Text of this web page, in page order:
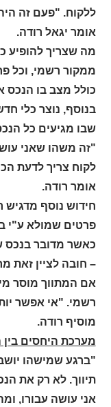
ללקוח. "פעם זה
אומר יגאל רודה.
מה שצריך להופיע
ממקור רשמי, וכל
כולל מצב בו הנכס
בנוסף, נוצר כלי
שבו מגיעים כל
"זה משהו שאני
לקוח צריך לדעת
אומר רודה.
חידוש נוסף מדגיש
פרטים שמולא ע"י
כאשר מדובר בנכס
– חובה לציין זאת
אם המתווך מוסר
רשמי. "אי אפשר
מוסיף רודה.
מערכת היחסים בין
"ברגע שמישהו
תיווך. לא רק את
אני עושה עבורו,